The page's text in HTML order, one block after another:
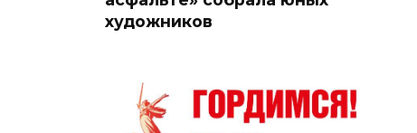
художников